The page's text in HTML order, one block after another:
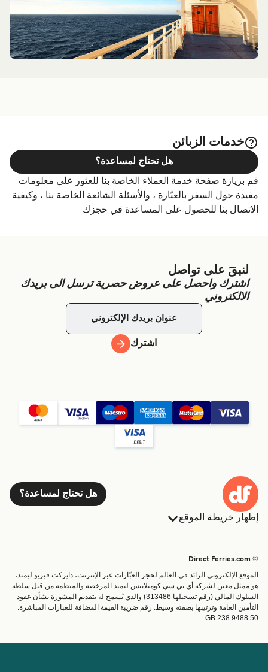
خدمات الزبائن
قم بزيارة صفحة خدمة العملاء الخاصة بنا للعثور على معلومات
مفيدة حول السفر بالعبّارة ، والأسئلة الشائعة الخاصة بنا ، وكيفية
الاتصال بنا للحصول على المساعدة في حجزك
هل تحتاج لمساعدة؟
لنبقَ على تواصل
اشترك واحصل على عروض حصرية ترسل الى بريدك
الالكتروني
اشترك
هل تحتاج لمساعدة؟
إظهار خريطة الموقع
البلدان
خدمات الزبائن
الباحث عن الرحلات والموانئ
تذاكر العبّارة
العبارات
شحن
عبارة صغيرة
القطار والعبارة
الموقع الإلكتروني الرائد في العالم لحجز العبّارات عبر الإنترنت، دايركت فيريو ليمتد،
هو ممثل معين لشركة أي تي سي كومبلاينس ليمتد المرخصة والمنظمة من قبل سلطة
السلوك المالي (رقم تسجيلها 313486) والذي يُسمح له بتقديم المشورة بشأن عقود
التأمين العامة وترتيبها بصفته وسيط. رقم ضريبة القيمة المضافة للعبارات المباشرة:
GB 238 9488 50.